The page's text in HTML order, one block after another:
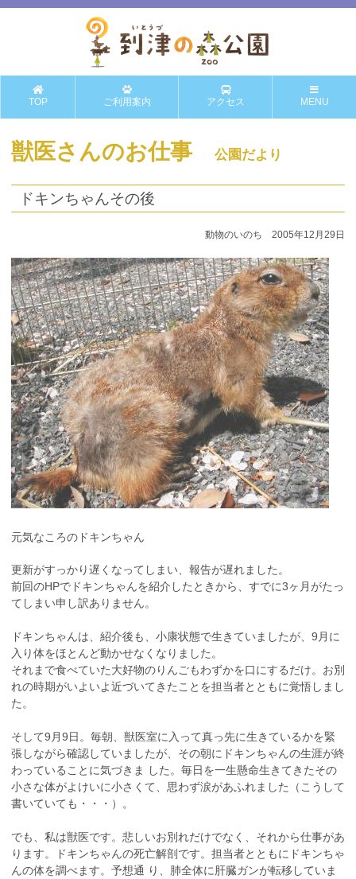
TOP ご利用案内 アクセス MENU
獣医さんのお仕事 公園だより
ドキンちゃんその後
動物のいのち 2005年12月29日
元気なころのドキンちゃん
更新がすっかり遅くなってしまい、報告が遅れました。
前回のHPでドキンちゃんを紹介したときから、すでに3ヶ月がたっ
てしまい申し訳ありません。
ドキンちゃんは、紹介後も、小康状態で生きていましたが、9月に
入り体をほとんど動かせなくなりました。
それまで食べていた大好物のりんごもわずかを口にするだけ。お別
れの時期がいよいよ近づいてきたことを担当者とともに覚悟しまし
た。
そして9月9日。毎朝、獣医室に入って真っ先に生きているかを緊
張しながら確認していましたが、その朝にドキンちゃんの生涯が終
わっていることに気づきま した。毎日を一生懸命生きてきたその
小さな体がよけいに小さくて、思わず涙があふれました（こうして
書いていても・・・）。
でも、私は獣医です。悲しいお別れだけでなく、それから仕事があ
ります。ドキンちゃんの死亡解剖です。担当者とともにドキンちゃ
んの体を調べます。予想通 り、肺全体に肝臓ガンが転移していま